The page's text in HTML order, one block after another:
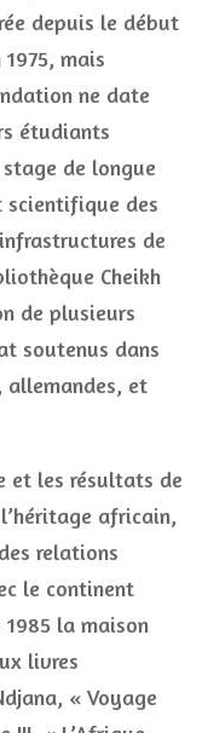
depuis le début
mais
ne date
étudiants
de longue
scientifique des
de
Cheikh
de plusieurs
soutenus dans
allemandes, et
et les résultats de
africain,
relations
le continent
la maison
livres
« Voyage